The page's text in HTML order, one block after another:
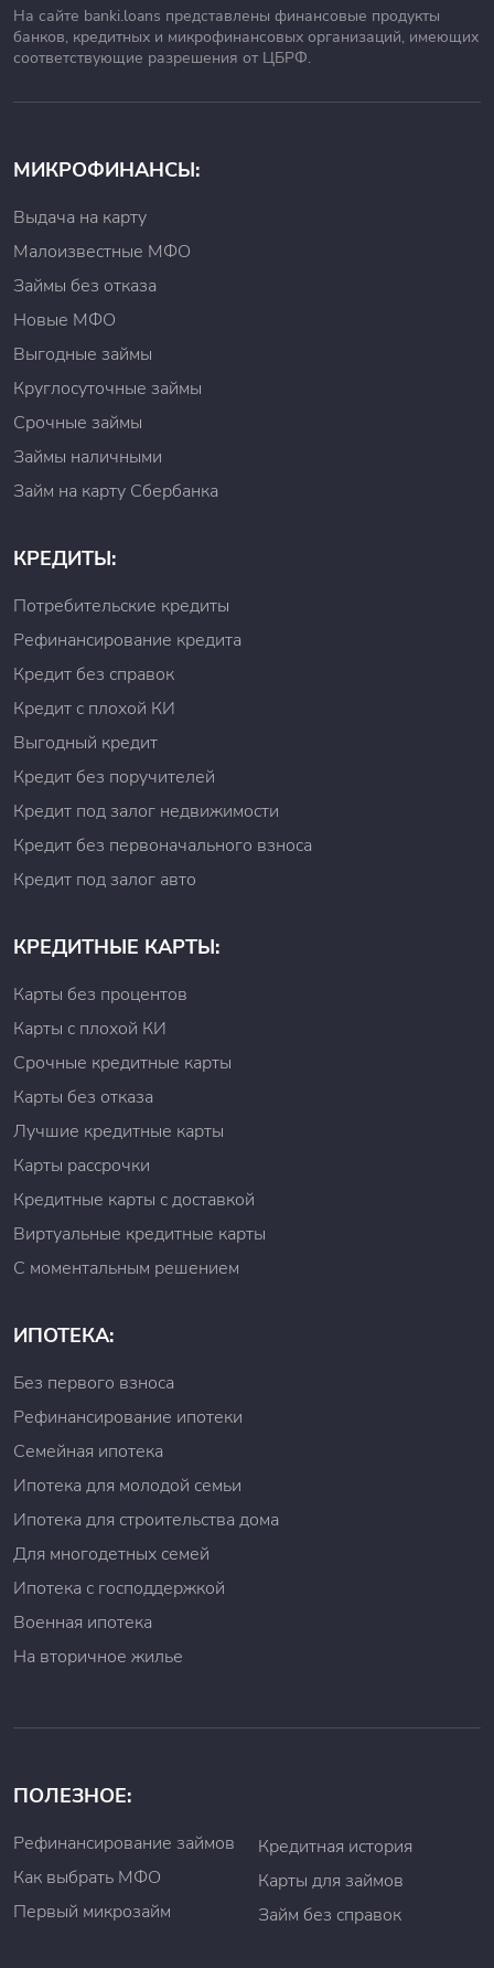
Ссуду в МФО «Выручайка.рф» могут получить
просители, которые соответствуют следующим
требованиям:
Возраст от 21 до 75 лет;
территории Российской Федерации;
Наличие положительной кредитной истории, статус
(БКИ), сделав соответствующую заявку.
Как погасить займ
Клиентам МФО Выручайка.рф предлагается погашать
долговые обязательства с помощью следующих
вариантов:
Мобильное приложение «Выручайка.рф», куда
необходимо привязать банковскую карту, счет или
электронный кошелек;
Личный кабинет МФО;
Офисы любых банковских организаций;
Офис компании;
Офисы мобильных операторов: «Мегафон»,
«Билайн», «Связной» или «МТС».
Для того чтобы воспользоваться одним из
предложенных вариантов погашения задолженности,
необходимо знать реквизитные данные компании.
На сайте banki.loans представлены финансовые продукты
банков, кредитных и микрофинансовых организаций, имеющих
соответствующие разрешения от ЦБРФ.
МИКРОФИНАНСЫ:
Выдача на карту
Малоизвестные МФО
Займы без отказа
Новые МФО
Выгодные займы
Круглосуточные займы
Срочные займы
Займы наличными
Займ на карту Сбербанка
КРЕДИТЫ:
Потребительские кредиты
Рефинансирование кредита
Кредит без справок
Кредит с плохой КИ
Выгодный кредит
Кредит без поручителей
Кредит под залог недвижимости
Кредит без первоначального взноса
Кредит под залог авто
КРЕДИТНЫЕ КАРТЫ:
Карты без процентов
Карты с плохой КИ
Срочные кредитные карты
Карты без отказа
Лучшие кредитные карты
Карты рассрочки
Кредитные карты с доставкой
Виртуальные кредитные карты
С моментальным решением
ИПОТЕКА:
Без первого взноса
Рефинансирование ипотеки
Семейная ипотека
Ипотека для молодой семьи
Ипотека для строительства дома
Для многодетных семей
Ипотека с господдержкой
Военная ипотека
На вторичное жилье
ПОЛЕЗНОЕ:
Рефинансирование займов
Как выбрать МФО
Первый микрозайм
Кредитная история
Карты для займов
Займ без справок